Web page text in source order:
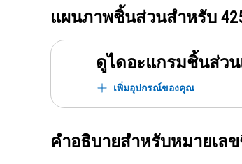
แผนภาพชิ้นส่วนสำหรับ
ดูไดอะแกรมชิ้นส่ว
เพิ่มอุปกรณ์ของคุณ
คำอธิบายสำหรับหมายเล